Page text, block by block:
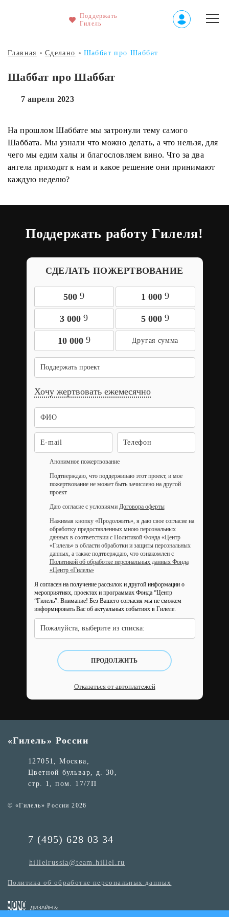
Поддержать
Гилель
Главная Сделано Шаббат прo Шаббат
Шаббат прo Шаббат
7 апреля 2023
На прошлом Шаббате мы затронули тему самого
Шаббата. Мы узнали что можно делать, а что нельзя, для
чего мы едим халы и благословляем вино. Что за два
ангела приходят к нам и какое решение они принимают
каждую неделю?
Поддержать работу Гилеля!
СДЕЛАТЬ ПОЖЕРТВОВАНИЕ
500 9 1 000 9
3 000 9 5 000 9
10 000 9
Поддержать проект
Хочу жертвовать ежемесячно
Анонимное пожертвование
Подтверждаю, что поддерживаю этот проект, и мое
пожертвование не может быть зачислено на другой
проект
Даю согласие с условиями Договора оферты
Нажимая кнопку «Продолжить», я даю свое согласие на
обработку предоставленных мною персональных
данных в соответствии с Политикой Фонда «Центр
«Гилель» в области обработки и защиты персональных
данных, а также подтверждаю, что ознакомлен с
Политикой об обработке персональных данных Фонда
«Центр «Гилель»
Я согласен на получение рассылок и другой информации о
мероприятиях, проектах и программах Фонда “Центр
“Гилель”. Внимание! Без Вашего согласия мы не сможем
информировать Вас об актуальных событиях в Гилеле.
Пожалуйста, выберите из списка:
ПРОДОЛЖИТЬ
Отказаться от автоплатежей
«Гилель» России
127051, Москва,
Цветной бульвар, д. 30,
стр. 1, пом. 17/7П
© «Гилель» России 2026
7 (495) 628 03 34
hillelrussia@team.hillel.ru
Политика об обработке персональных данных